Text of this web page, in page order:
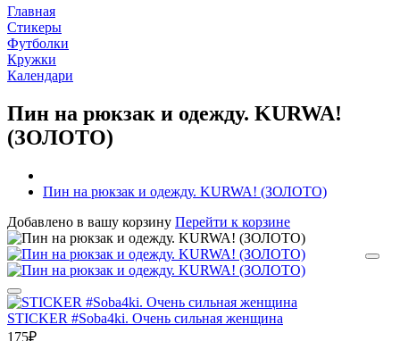
Главная
Стикеры
Футболки
Кружки
Календари
Пин на рюкзак и одежду. KURWA!
(ЗОЛОТО)
Пин на рюкзак и одежду. KURWA! (ЗОЛОТО)
Добавлено в вашу корзину Перейти к корзине
STICKER #Soba4ki. Очень сильная женщина
175₽